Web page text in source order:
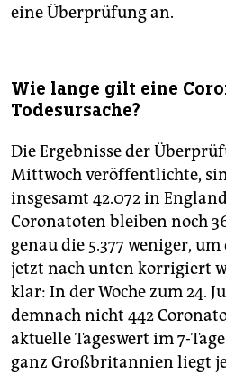
eine Überprüfung an.
Wie lange gilt eine
Todesursache?
Die Ergebnisse der
Mittwoch veröffentlichte,
insgesamt 42.072 in
Coronatoten bleiben noch
genau die 5.377 weniger,
jetzt nach unten korrigiert
klar: In der Woche zum 24.
demnach nicht 442
aktuelle Tageswert im 7-
ganz Großbritannien liegt